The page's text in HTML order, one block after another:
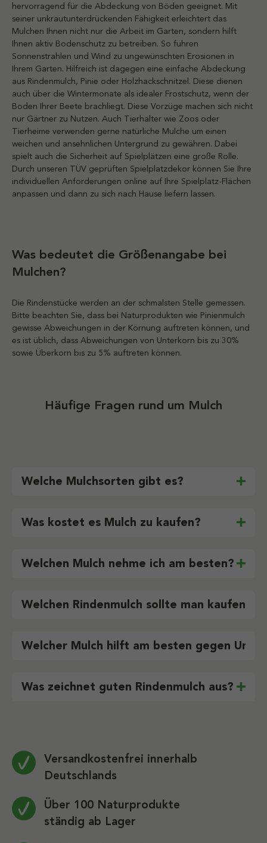
hervorragend für die Abdeckung von Böden geeignet. Mit
seiner unkrautunterdrückenden Fähigkeit erleichtert das
Mulchen Ihnen nicht nur die Arbeit im Garten, sondern hilft
Ihnen aktiv Bodenschutz zu betreiben. So führen
Sonnenstrahlen und Wind zu ungewünschten Erosionen in
Ihrem Garten. Hilfreich ist dagegen eine einfache Abdeckung
aus Rindenmulch, Pinie oder Holzhackschnitzel. Diese dienen
auch über die Wintermonate als idealer Frostschutz, wenn der
Boden Ihrer Beete brachliegt. Diese Vorzüge machen sich nicht
nur Gärtner zu Nutzen. Auch Tierhalter wie Zoos oder
Tierheime verwenden gerne natürliche Mulche um einen
weichen und ansehnlichen Untergrund zu gewähren. Dabei
spielt auch die Sicherheit auf Spielplätzen eine große Rolle.
Durch unseren TÜV geprüften Spielplatzdekor können Sie Ihre
individuellen Anforderungen online auf Ihre Spielplatz-Flächen
anpassen und dann zu sich nach Hause liefern lassen.
Was bedeutet die Größenangabe bei
Mulchen?
Die Rindenstücke werden an der schmalsten Stelle gemessen.
Bitte beachten Sie, dass bei Naturprodukten wie Pinienmulch
gewisse Abweichungen in der Körnung auftreten können, und
es ist üblich, dass Abweichungen von Unterkorn bis zu 30%
sowie Überkorn bis zu 5% auftreten können.
Häufige Fragen rund um Mulch
Welche Mulchsorten gibt es?
Was kostet es Mulch zu kaufen?
Welchen Mulch nehme ich am besten?
Welchen Rindenmulch sollte man kaufen?
Welcher Mulch hilft am besten gegen
Was zeichnet guten Rindenmulch aus?
Versandkostenfrei innerhalb
Deutschlands
Über 100 Naturprodukte
ständig ab Lager